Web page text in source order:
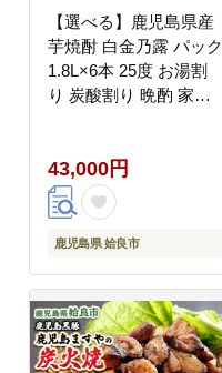
【選べる】鹿児島県産
芋焼酎 白金乃露 パック
1.8L×6本 25度 お湯割
り 炭酸割り 晩酌 家飲
43,000円
鹿児島県 姶良市